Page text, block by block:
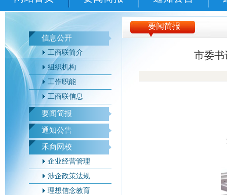
信息公开
工商联简介
组织机构
工作职能
工商联信息
要闻简报
通知公告
禾商网校
企业经营管理
涉企政策法规
理想信念教育
要闻简报
市委书